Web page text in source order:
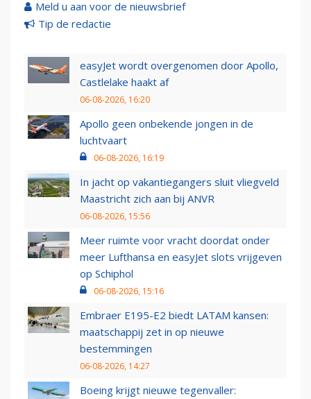
Meld u aan voor de nieuwsbrief
Tip de redactie
easyJet wordt overgenomen door Apollo,
Castlelake haakt af
06-08-2026, 16:20
Apollo geen onbekende jongen in de
luchtvaart
06-08-2026, 16:19
In jacht op vakantiegangers sluit vliegveld
Maastricht zich aan bij ANVR
06-08-2026, 15:56
Meer ruimte voor vracht doordat onder
meer Lufthansa en easyJet slots vrijgeven
op Schiphol
06-08-2026, 15:16
Embraer E195-E2 biedt LATAM kansen:
maatschappij zet in op nieuwe
bestemmingen
06-08-2026, 14:27
Boeing krijgt nieuwe tegenvaller: